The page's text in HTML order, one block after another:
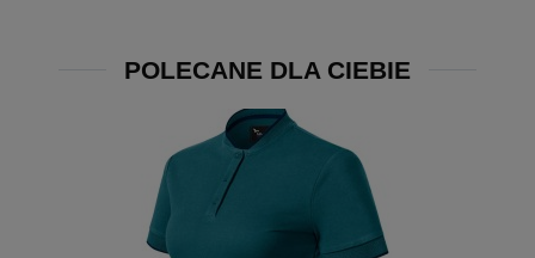
POLECANE DLA CIEBIE